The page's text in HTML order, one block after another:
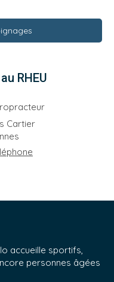
RHEU
Cartier
accueille sportifs,
personnes âgées